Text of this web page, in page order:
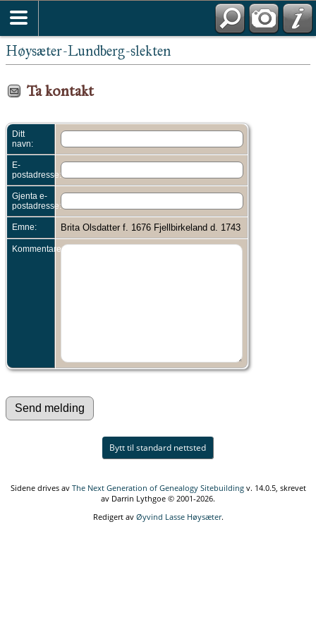
Høysæter-Lundberg-slekten
Ta kontakt
Ditt
navn:
E-
postadresse:
Gjenta e-
postadresse:
Emne: Brita Olsdatter f. 1676 Fjellbirkeland d. 1743
Kommentarer:
Bytt til standard nettsted
Sidene drives av The Next Generation of Genealogy Sitebuildingv. 14.0.5, skrevet
av Darrin Lythgoe © 2001-2026.
Redigert av Øyvind Lasse Høysæter.